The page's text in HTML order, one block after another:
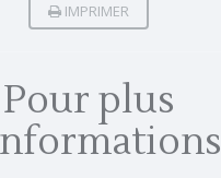
IMPRIMER
Pour plus